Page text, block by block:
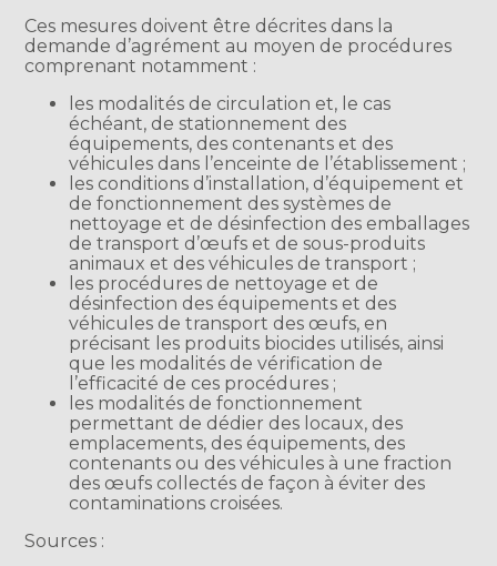
Ces mesures doivent être décrites dans la
demande d’agrément au moyen de procédures
comprenant notamment :
les modalités de circulation et, le cas
échéant, de stationnement des
équipements, des contenants et des
véhicules dans l’enceinte de l’établissement ;
les conditions d’installation, d’équipement et
de fonctionnement des systèmes de
nettoyage et de désinfection des emballages
de transport d’œufs et de sous-produits
animaux et des véhicules de transport ;
les procédures de nettoyage et de
désinfection des équipements et des
véhicules de transport des œufs, en
précisant les produits biocides utilisés, ainsi
que les modalités de vérification de
l’efficacité de ces procédures ;
les modalités de fonctionnement
permettant de dédier des locaux, des
emplacements, des équipements, des
contenants ou des véhicules à une fraction
des œufs collectés de façon à éviter des
contaminations croisées.
Sources :